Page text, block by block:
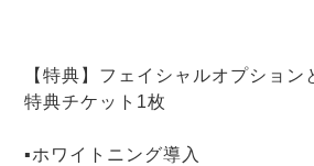
【特典】フェイシャルオプション
特典チケット1枚
▪ホワイトニング導入